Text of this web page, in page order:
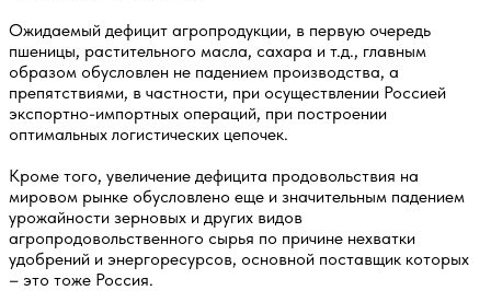
Ожидаемый дефицит агропродукции, в первую очередь
пшеницы, растительного масла, сахара и т.д., главным
образом обусловлен не падением производства, а
препятствиями, в частности, при осуществлении Россией
экспортно-импортных операций, при построении
оптимальных логистических цепочек.
Кроме того, увеличение дефицита продовольствия на
мировом рынке обусловлено еще и значительным падением
урожайности зерновых и других видов
агропродовольственного сырья по причине нехватки
удобрений и энергоресурсов, основной поставщик которых
– это тоже Россия.